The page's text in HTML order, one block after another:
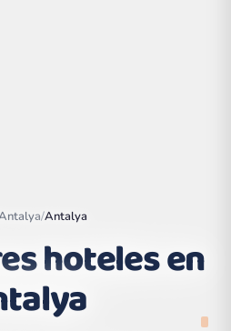
©
| ©
/Antalya
hoteles en